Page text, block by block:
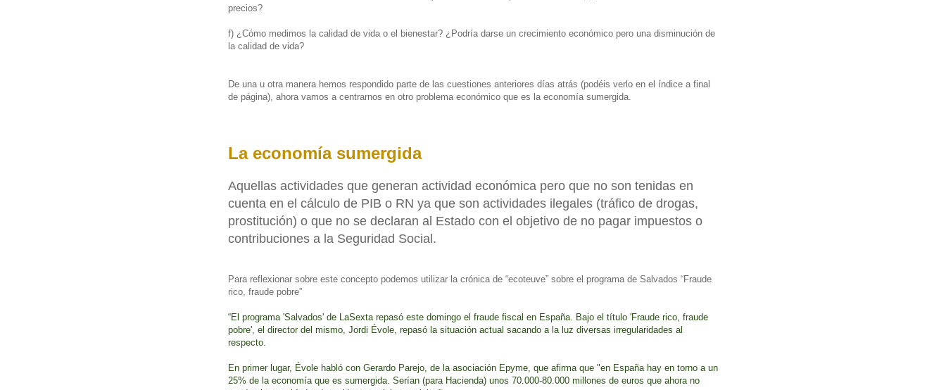
precios?
f) ¿Cómo medimos la calidad de vida o el bienestar? ¿Podría darse un crecimiento económico pero una disminución de
la calidad de vida?
De una u otra manera hemos respondido parte de las cuestiones anteriores días atrás (podéis verlo en el índice a final
de página), ahora vamos a centrarnos en otro problema económico que es la economía sumergida.
La economía sumergida
Aquellas actividades que generan actividad económica pero que no son tenidas en
cuenta en el cálculo de PIB o RN ya que son actividades ilegales (tráfico de drogas,
prostitución) o que no se declaran al Estado con el objetivo de no pagar impuestos o
contribuciones a la Seguridad Social.
Para reflexionar sobre este concepto podemos utilizar la crónica de “ecoteuve” sobre el programa de Salvados “Fraude
rico, fraude pobre”
“El programa 'Salvados' de LaSexta repasó este domingo el fraude fiscal en España. Bajo el título 'Fraude rico, fraude
pobre', el director del mismo, Jordi Évole, repasó la situación actual sacando a la luz diversas irregularidades al
respecto.
En primer lugar, Évole habló con Gerardo Parejo, de la asociación Epyme, que afirma que "en España hay en torno a un
25% de la economía que es sumergida. Serían (para Hacienda) unos 70.000-80.000 millones de euros que ahora no